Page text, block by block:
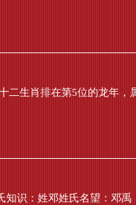
二生肖排在第5位的龙年，
识：姓邓姓氏名望：邓禹